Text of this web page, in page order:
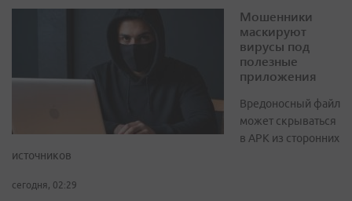
Мошенники
маскируют
вирусы под
полезные
приложения
Вредоносный файл
может скрываться
в APK из сторонних
источников
сегодня, 02:29